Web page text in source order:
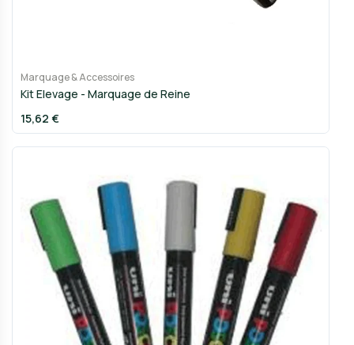
Marquage & Accessoires
Kit Elevage - Marquage de Reine
15,62 €